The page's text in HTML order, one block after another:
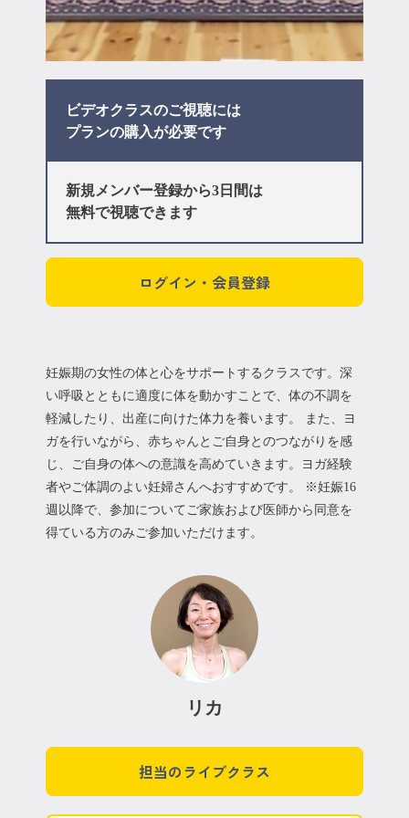
ビデオクラスのご視聴には
プランの購入が必要です
新規メンバー登録から3日間は
無料で視聴できます
ログイン・会員登録
妊娠期の女性の体と心をサポートするクラスです。深
い呼吸とともに適度に体を動かすことで、体の不調を
軽減したり、出産に向けた体力を養います。 また、ヨ
ガを行いながら、赤ちゃんとご自身とのつながりを感
じ、ご自身の体への意識を高めていきます。ヨガ経験
者やご体調のよい妊婦さんへおすすめです。 ※妊娠16
週以降で、参加についてご家族および医師から同意を
得ている方のみご参加いただけます。
リカ
担当のライブクラス